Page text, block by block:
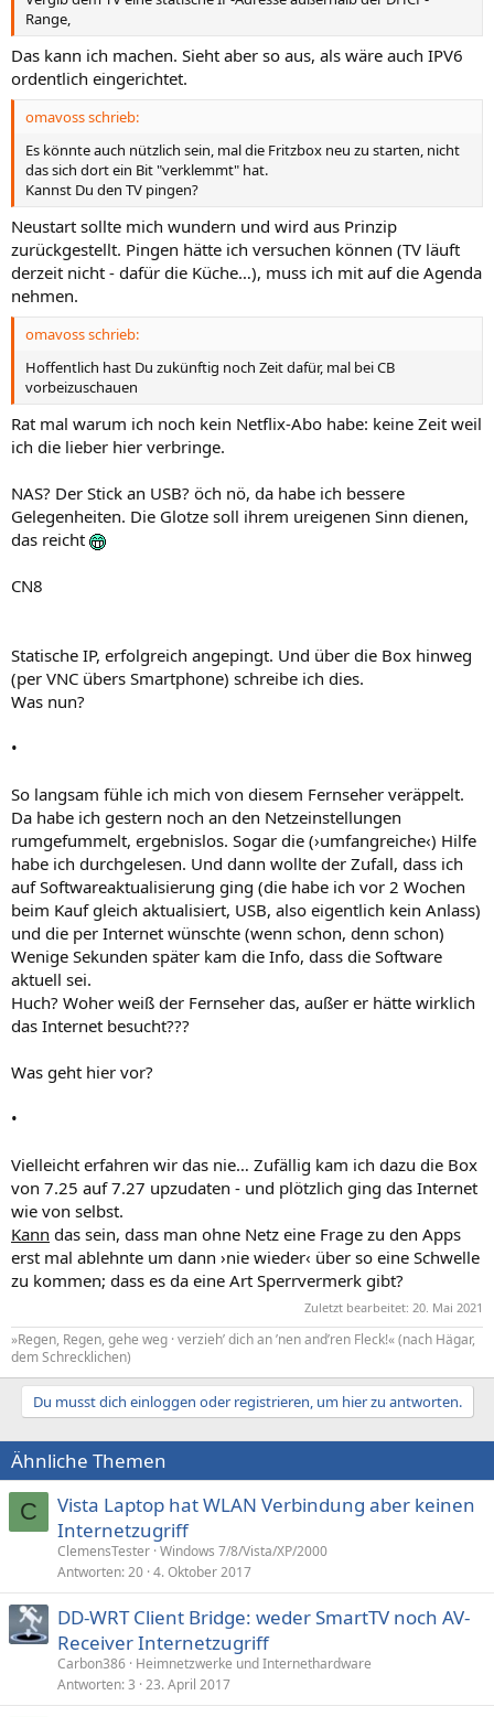
Range,
Das kann ich machen. Sieht aber so aus, als wäre auch IPV6
ordentlich eingerichtet.
omavoss schrieb:
Es könnte auch nützlich sein, mal die Fritzbox neu zu starten, nicht
das sich dort ein Bit "verklemmt" hat.
Kannst Du den TV pingen?
Neustart sollte mich wundern und wird aus Prinzip
zurückgestellt. Pingen hätte ich versuchen können (TV läuft
derzeit nicht - dafür die Küche…), muss ich mit auf die Agenda
nehmen.
omavoss schrieb:
Hoffentlich hast Du zukünftig noch Zeit dafür, mal bei CB
vorbeizuschauen
Rat mal warum ich noch kein Netflix-Abo habe: keine Zeit weil
ich die lieber hier verbringe.
NAS? Der Stick an USB? öch nö, da habe ich bessere
Gelegenheiten. Die Glotze soll ihrem ureigenen Sinn dienen,
das reicht
CN8
Statische IP, erfolgreich angepingt. Und über die Box hinweg
(per VNC übers Smartphone) schreibe ich dies.
Was nun?
•
So langsam fühle ich mich von diesem Fernseher veräppelt.
Da habe ich gestern noch an den Netzeinstellungen
rumgefummelt, ergebnislos. Sogar die (›umfangreiche‹) Hilfe
habe ich durchgelesen. Und dann wollte der Zufall, dass ich
auf Softwareaktualisierung ging (die habe ich vor 2 Wochen
beim Kauf gleich aktualisiert, USB, also eigentlich kein Anlass)
und die per Internet wünschte (wenn schon, denn schon)
Wenige Sekunden später kam die Info, dass die Software
aktuell sei.
Huch? Woher weiß der Fernseher das, außer er hätte wirklich
das Internet besucht???
Was geht hier vor?
•
Vielleicht erfahren wir das nie… Zufällig kam ich dazu die Box
von 7.25 auf 7.27 upzudaten - und plötzlich ging das Internet
wie von selbst.
Kann das sein, dass man ohne Netz eine Frage zu den Apps
erst mal ablehnte um dann ›nie wieder‹ über so eine Schwelle
zu kommen; dass es da eine Art Sperrvermerk gibt?
Zuletzt bearbeitet: 20. Mai 2021
»Regen, Regen, gehe weg · verzieh’ dich an ’nen and’ren Fleck!« (nach Hägar,
dem Schrecklichen)
Du musst dich einloggen oder registrieren, um hier zu antworten.
Ähnliche Themen
C
Vista Laptop hat WLAN Verbindung aber keinen
Internetzugriff
ClemensTester Windows 7/8/Vista/XP/2000
Antworten 20 4. Oktober 2017
DD-WRT Client Bridge: weder SmartTV noch AV-
Receiver Internetzugriff
Carbon386 Heimnetzwerke und Internethardware
Antworten 3 23. April 2017